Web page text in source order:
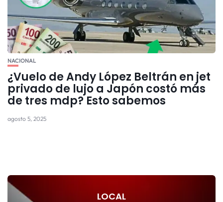
NACIONAL
¿Vuelo de Andy López Beltrán en jet
privado de lujo a Japón costó más
de tres mdp? Esto sabemos
agosto 5, 2025
LOCAL